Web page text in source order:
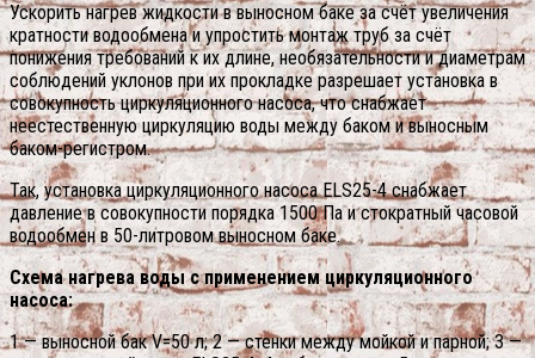
Ускорить нагрев жидкости в выносном баке за счёт увеличения
кратности водообмена и упростить монтаж труб за счёт
понижения требований к их длине, необязательности и диаметрам
соблюдений уклонов при их прокладке разрешает установка в
совокупность циркуляционного насоса, что снабжает
неестественную циркуляцию воды между баком и выносным
баком-регистром.
Так, установка циркуляционного насоса ELS25-4 снабжает
давление в совокупности порядка 1500 Па и стократный часовой
водообмен в 50-литровом выносном баке.
Схема нагрева воды с применением циркуляционного
насоса:
1 — выносной бак V=50 л; 2 — стенки между мойкой и парной; 3 —